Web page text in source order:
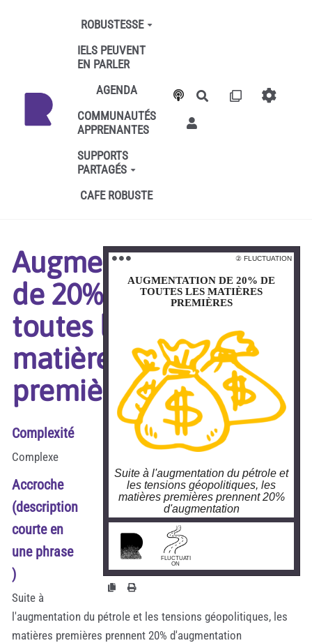
Aller au contenu principal
ROBUSTESSE
IELS PEUVENT
EN PARLER
AGENDA
COMMUNAUTÉS
APPRENANTES
SUPPORTS
PARTAGÉS
CAFE ROBUSTE
Rechercher
⚫️ ⚫️ ⚫️ ② FLUCTUATION
AUGMENTATION DE 20% DE
TOUTES LES MATIÈRES
PREMIÈRES
Suite à l'augmentation du pétrole et
les tensions géopolitiques, les
matières premières prennent 20%
d'augmentation
FLUCTUATI
ON
⚫️ ⚫️ ⚫️
② FLUCTUATION
AUGMENTATION DE 20% DE
TOUTES LES MATIÈRES
PREMIÈRES
larobustesse.org/?
AugmentationMatieresPremie
Augmentation
de 20% de
toutes les
matières
premières
Complexité
Complexe
Accroche
(description
courte en
une phrase
)
Suite à
l'augmentation du pétrole et les tensions géopolitiques, les
matières premières prennent 20% d'augmentation